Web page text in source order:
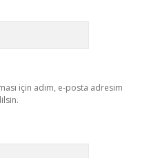
için adım, e-posta adresim